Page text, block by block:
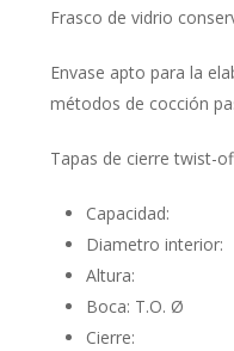
Frasco de vidrio
Envase apto para la
métodos de cocción
Tapas de cierre twist-
Capacidad:
Diametro
Altura:
Boca: T.O. Ø
Cierre: